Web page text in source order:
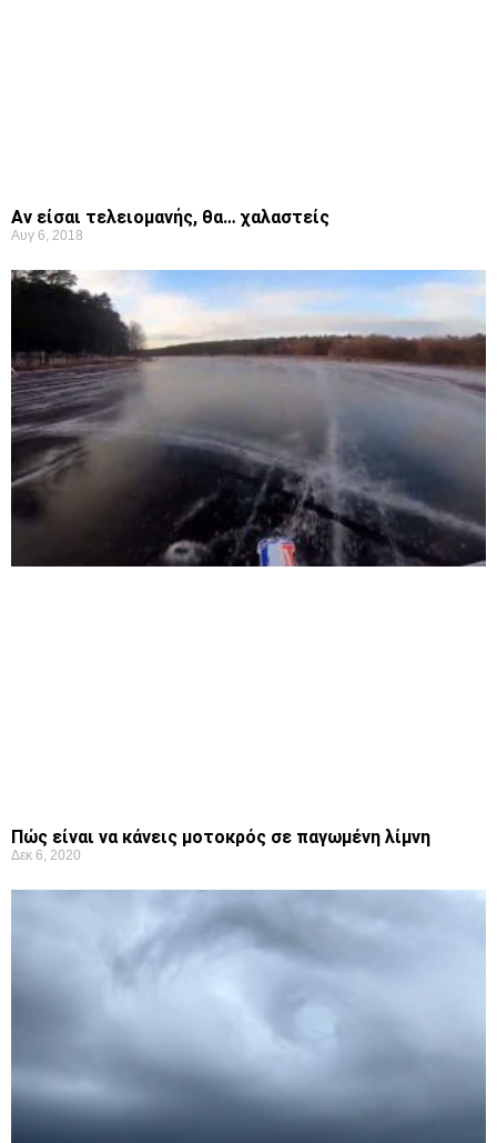
Αν είσαι τελειομανής, θα… χαλαστείς
Αυγ 6, 2018
Πώς είναι να κάνεις μοτοκρός σε παγωμένη λίμνη
Δεκ 6, 2020